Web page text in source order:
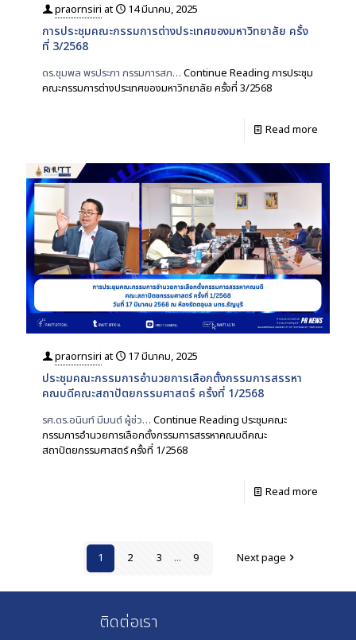
praornsiri at 14 มีนาคม, 2025
การประชุมคณะกรรมการต่างประเทศของมหาวิทยาลัย ครั้ง
ที่ 3/2568
ดร.ชุมพล พรประภา กรรมการสภ… Continue Reading การประชุม
คณะกรรมการต่างประเทศของมหาวิทยาลัย ครั้งที่ 3/2568
Read more
praornsiri at 17 มีนาคม, 2025
ประชุมคณะกรรมการอำนวยการเลือกตั้งกรรมการสรรหา
คณบดีคณะสถาปัตยกรรมศาสตร์ ครั้งที่ 1/2568
รศ.ดร.อนินท์ มีมนต์ ผู้ช่ว… Continue Reading ประชุมคณะ
กรรมการอำนวยการเลือกตั้งกรรมการสรรหาคณบดีคณะ
สถาปัตยกรรมศาสตร์ ครั้งที่ 1/2568
Read more
1 2 3 ... 9 Next page
ติดต่อเรา